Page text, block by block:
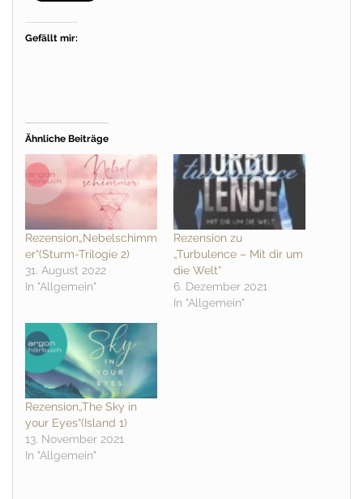
Gefällt mir:
Ähnliche Beiträge
Rezension„Nebelschimm
er“(Sturm-Trilogie 2)
31. August 2022
In "Allgemein"
Rezension zu
„Turbulence – Mit dir um
die Welt“
6. Dezember 2021
In "Allgemein"
Rezension„The Sky in
your Eyes“(Island 1)
13. November 2021
In "Allgemein"